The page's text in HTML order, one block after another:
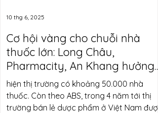
Cơ hội vàng cho chuỗi nhà
thuốc lớn: Long Châu,
Pharmacity, An Khang hưởng
lợi từ siết chặt quản lý thuế và
chống hàng giả
hiện thị trường có khoảng 50.000 nhà
thuốc. Còn theo ABS, trong 4 năm tới thị
trường bán lẻ dược phẩm ở Việt Nam được
10 thg 6, 2025